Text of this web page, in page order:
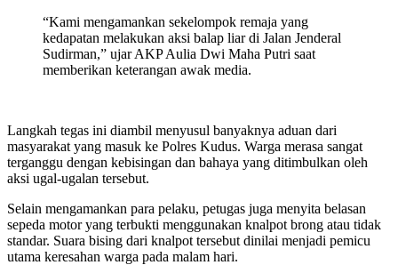
“Kami mengamankan sekelompok remaja yang
kedapatan melakukan aksi balap liar di Jalan Jenderal
Sudirman,” ujar AKP Aulia Dwi Maha Putri saat
memberikan keterangan awak media.
Langkah tegas ini diambil menyusul banyaknya aduan dari
masyarakat yang masuk ke Polres Kudus. Warga merasa sangat
terganggu dengan kebisingan dan bahaya yang ditimbulkan oleh
aksi ugal-ugalan tersebut.
Selain mengamankan para pelaku, petugas juga menyita belasan
sepeda motor yang terbukti menggunakan knalpot brong atau tidak
standar. Suara bising dari knalpot tersebut dinilai menjadi pemicu
utama keresahan warga pada malam hari.